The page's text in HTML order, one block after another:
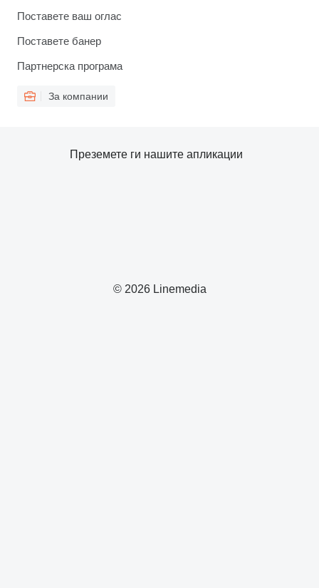
Поставете ваш оглас
Поставете банер
Партнерска програма
За компании
© 2026 Linemedia
Преземете ги нашите апликации